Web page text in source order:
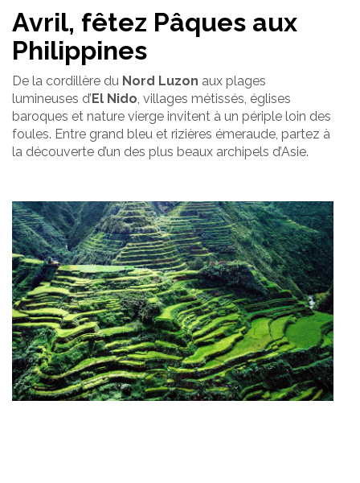
Avril, fêtez Pâques aux
Philippines
De la cordillère du Nord Luzon aux plages
lumineuses d’El Nido, villages métissés, églises
baroques et nature vierge invitent à un périple loin des
foules. Entre grand bleu et rizières émeraude, partez à
la découverte d’un des plus beaux archipels d’Asie.